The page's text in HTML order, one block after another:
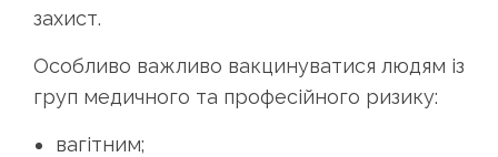
захист.
Особливо важливо вакцинуватися людям із
груп медичного та професійного ризику:
вагітним;